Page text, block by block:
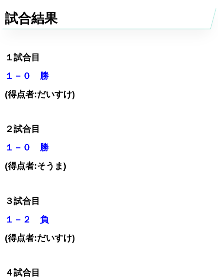
試合結果
１試合目
１－０ 勝
(得点者:だいすけ)
２試合目
１－０ 勝
(得点者:そうま)
３試合目
１－２ 負
(得点者:だいすけ)
４試合目